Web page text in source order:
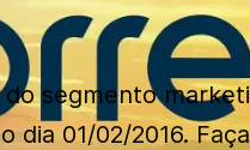
segmento
dia 01/02/2016.